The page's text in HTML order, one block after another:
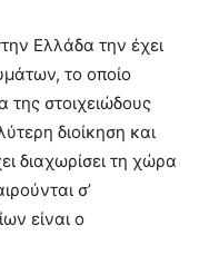
Ελλάδα την έχει
το οποίο
της στοιχειώδους
διοίκηση και
διαχωρίσει τη χώρα
σ’
είναι ο